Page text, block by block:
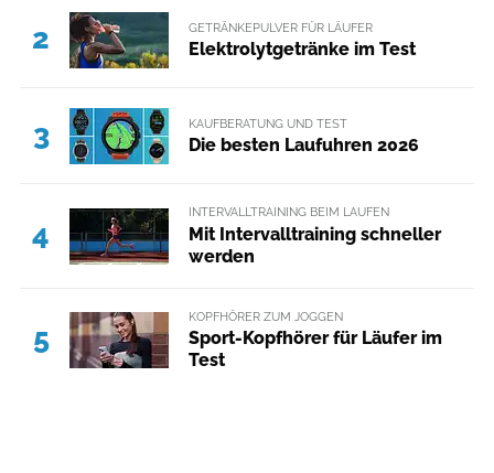
2 GETRÄNKEPULVER FÜR LÄUFER
Elektrolytgetränke im Test
3 KAUFBERATUNG UND TEST
Die besten Laufuhren 2026
4
INTERVALLTRAINING BEIM LAUFEN
Mit Intervalltraining schneller
werden
5
KOPFHÖRER ZUM JOGGEN
Sport-Kopfhörer für Läufer im
Test